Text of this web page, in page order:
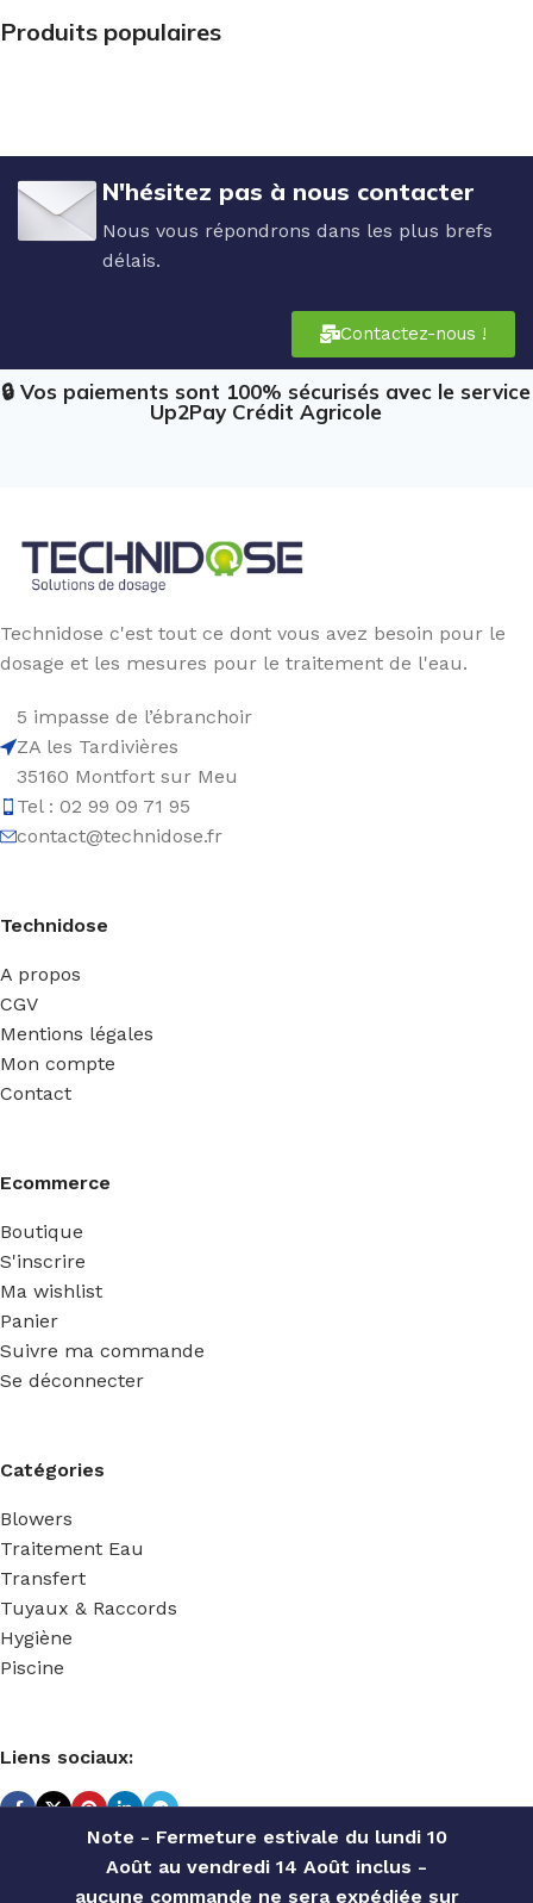
Note - Fermeture estivale du lundi 10
Août au vendredi 14 Août inclus -
aucune commande ne sera expédiée sur
Produits populaires
N'hésitez pas à nous contacter
Nous vous répondrons dans les plus brefs
délais.
Contactez-nous !
🔒 Vos paiements sont 100% sécurisés avec le service
Up2Pay Crédit Agricole
Technidose c'est tout ce dont vous avez besoin pour le
dosage et les mesures pour le traitement de l'eau.
5 impasse de l’ébranchoir
ZA les Tardivières
35160 Montfort sur Meu
Tel : 02 99 09 71 95
contact@technidose.fr
Technidose
A propos
CGV
Mentions légales
Mon compte
Contact
Ecommerce
Boutique
S'inscrire
Ma wishlist
Panier
Suivre ma commande
Se déconnecter
Catégories
Blowers
Traitement Eau
Transfert
Tuyaux & Raccords
Hygiène
Piscine
Liens sociaux:
TECHNIDOSE 2022 Réalisé parACS INFORMATIQUE